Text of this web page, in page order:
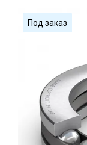
Под заказ